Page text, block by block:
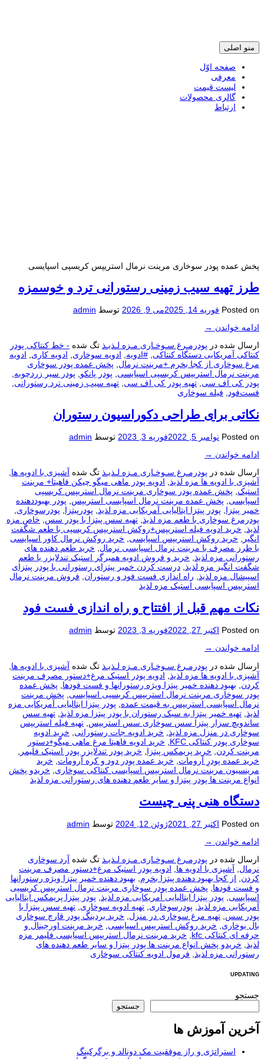
منو اصلی پرش
به
محتوی
صفحه اوّل
معرفی
لیست قیمت
گالری محصولات
ارتباط
پخش عمده پودر سوخاری مرینت نرمال استريپس کریسپی اسپایسی
طرز تهيه سيب زمینی رستورانی ترد و خوسمزه
Posted on فوریه 14, 2025 می 9, 2026 توسط admin
ادامه خواندن →
ارسال شده در پودرمـرغ سـوخـاری مـزه لـذیـذ تگ شده - خط کنتاکی پودر
کنتاکی آمریکایی دستگاه کنتاکی, #ادویه, ادویه سوخاری, ادویه کاری, ادویه
مرغ سوخاری از کجا بخرم +مرینت نرمال, پخش عمده پودر سوخاری
مرینت نرمال استريپس کریسپی اسپایسی, پودر پانکو, پودر سیر زردچوبه,
پودر کی اف سی, تهیه پودر کی اف سی, تهیه سیب زمینی ترد رستورانی,
فست‌فود, فیله سوخاری
نکاتی برای طراحی دکوراسيون رستوران
Posted on نوامبر 5, 2022 فوریه 3, 2023 توسط admin
ادامه خواندن →
ارسال شده در پودرمـرغ سـوخـاری مـزه لـذیـذ تگ شده آشپزی با ادویه ها
آشپزی با ادویه ها مزه لذیذ
ادویه پودر ماهی میگو چیکن فاهیتا+ مرینت
استیک
پخش عمده پودر سوخاری مرینت نرمال استريپس کریسپی
اسپایسی
پخش عمده مرینت نرمال اسپایسی استریپس
پودر بهبوددهنده
خمیر پیتزا
پودر پیتزا ایتالیایی آمریکایی مزه لذیذ پودرپیتزا پودرسوخاری
پودرمرغ سوخاری با طعم مزه لذیذ
تهیه سس پیتزا با پودر سس
خاص مزه
لذیذ
خرید ادویه فیله استریپس+روکش استریپس کریسپی با طعم شگفت
انگیر
خرید روکش استریپس اسپایسی
خرید روکش نرمال کاور اسپایسی
با طرز مصرف با مرینت نرمال اسپایسی نرمال
خرید طعم دهنده های
رستورانی مزه لذیذ
خرید و فروش ادویه همبرگر استیک تندلایزر با طعم
شگفت انگیز مزه لذیذ
درست کردن خمیر پیتزای رستورانی با پودر پیتزای
اسپیشال مزه لذیذ
راه اندازی فست فود و رستوران
فروش مرینت نرمال
استریپس اسپایسی استیک مزه لذیذ
نکات مهم قبل از افتتاح و راه اندازی فست فود
Posted on اکتبر 27, 2022 فوریه 3, 2023 توسط admin
ادامه خواندن →
ارسال شده در پودرمـرغ سـوخـاری مـزه لـذیـذ تگ شده آشپزی با ادویه ها
آشپزی با ادویه ها مزه لذیذ
ادویه پودر استیک مرغ+دستور مصرف مرینت
کردن
بهبود دهنده خمیر پیتزا ویژه رستورانها و فست فودها
پخش عمده
پودر سوخاری مرینت نرمال استريپس کریسپی اسپایسی
پخش مرینت
نرمال اسپایسی استریپس به قیمت عمده
پودر پیتزا ایتالیایی آمریکایی مزه
لذیذ
تهیه خمیر پیتزا به سبک رستوران با پودر پیتزا مزه لذیذ
تهیه سس
ساندویچ سزار پیتزا سس سوخاری سس استریپس تهیه فیله استریپس
سوخاری در منزل مزه لذیذ
خرید ادویه جات رستورانی
خرید ادویه
سوخاری پودر کنتاکی KFC
خرید ادویه فاهیتا مرغ ماهی میگو+دستور
مرینت کردن
خرید پریمکس پیتزا خرید پودر تندلایزر پودر استیک فلیمر
خرید عمده پودرِ آرومات
خرید عمده پودر دود و کره آرومات
خرید
مرینسیون مرینت نرمال استریپس اسپایسی کنتاکی سوخاری
خریدو پخش
انواع مرینت ها پودر پیتزا و سایر طعم دهنده های رستورانی مزه لذیذ
دستگاه هنی پنی چيست
Posted on اکتبر 27, 2021 ژوئن 12, 2024 توسط admin
ادامه خواندن →
ارسال شده در پودرمـرغ سـوخـاری مـزه لـذیـذ تگ شده آرد سوخاری
نرمال
آشپزی با ادویه ها
ادویه پودر استیک مرغ+دستور مصرف مرینت
کردن
از کجا بهبود دهنده پیتزا بخرم
بهبود دهنده خمیر پیتزا ویژه رستورانها
و فست فودها
پخش عمده پودر سوخاری مرینت نرمال استريپس کریسپی
اسپایسی
پودر پیتزا ایتالیایی آمریکایی مزه لذیذ
پودر پیتزا پریمکس ایتالیایی
آمریکایی مزه لذیذ
پودرسوخاری تهیه ادویه سوخاری تهیه سس پیتزا با
پودر سس تهیه مرغ سوخاری در منزل
خرید بردینگ پودر قارچ سوخاری
بال یوخاری
خرید روکش استریپس اسپایسی
خرید مرینت اورجینال و
حرفه ای کنتاکی kfc
خرید مرینت نرمال استریپس اسپایسی فلیمر مزه
لذیذ
خریدو پخش انواع مرینت ها پودر پیتزا و سایر طعم دهنده های
رستورانی مزه لذیذ
فرمول ادویه کنتاکی سوخاری
UPDATING
جستجو
جستجو
آخرین آموزش ها
استراتژی و راز موفقیت مک دونالد و برگرکینگ